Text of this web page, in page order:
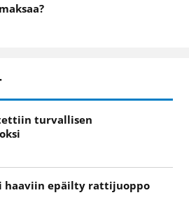
turvallisen
haaviin epäilty rattijuoppo